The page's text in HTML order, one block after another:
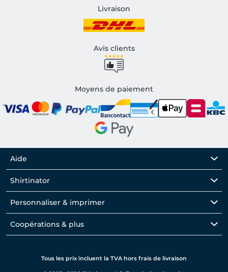
Livraison
Avis clients
Moyens de paiement
Aide
Shirtinator
Personnaliser & imprimer
Coopérations & plus
Tous les prix incluent la TVA hors frais de livraison